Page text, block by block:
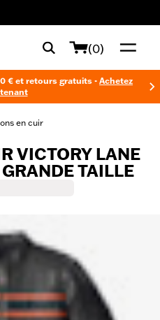
(0)
€ et retours gratuits - Achetez
en cuir
VICTORY LANE
TAILLE